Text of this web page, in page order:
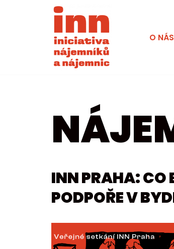
O NÁS
INN PRAHA: CO
PODPOŘE V